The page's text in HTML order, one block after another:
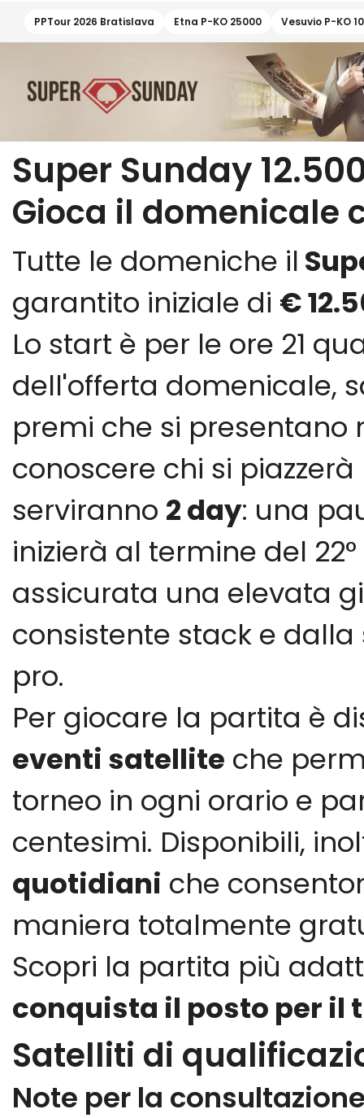
PPTour 2026 Bratislava Etna P-KO 25000 Vesuvio P-KO
Super Sunday
Gioca il domenicale
Tutte le domeniche il
garantito iniziale di €
Lo start è per le ore 21
dell'offerta domenicale,
premi che si presentano
conoscere chi si
serviranno 2 day: una
inizierà al termine del
assicurata una elevata
consistente stack e
pro.
Per giocare la partita è
eventi satellite che
torneo in ogni orario e
centesimi. Disponibili,
quotidiani che
maniera totalmente
Scopri la partita più
conquista il posto per il
Satelliti di
Note per la